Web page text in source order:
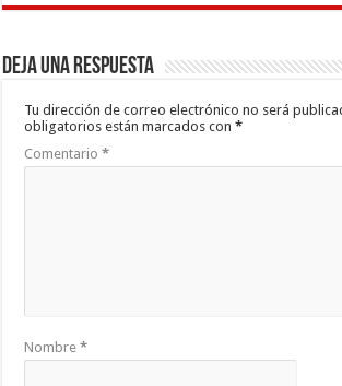
Deja una respuesta
Tu dirección de correo electrónico no será
obligatorios están marcados con*
Comentario*
Nombre*